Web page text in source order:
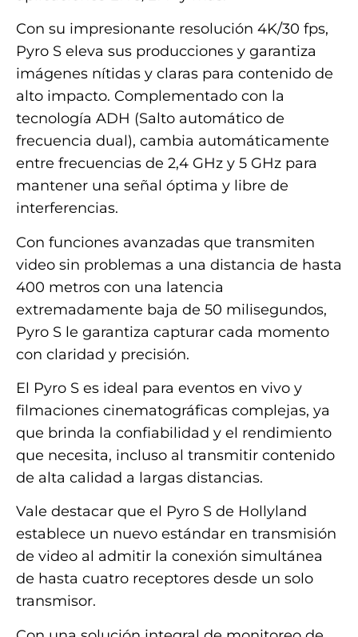
Con su impresionante resolución 4K/30 fps,
Pyro S eleva sus producciones y garantiza
imágenes nítidas y claras para contenido de
alto impacto. Complementado con la
tecnología ADH (Salto automático de
frecuencia dual), cambia automáticamente
entre frecuencias de 2,4 GHz y 5 GHz para
mantener una señal óptima y libre de
interferencias.
Con funciones avanzadas que transmiten
video sin problemas a una distancia de hasta
400 metros con una latencia
extremadamente baja de 50 milisegundos,
Pyro S le garantiza capturar cada momento
con claridad y precisión.
El Pyro S es ideal para eventos en vivo y
filmaciones cinematográficas complejas, ya
que brinda la confiabilidad y el rendimiento
que necesita, incluso al transmitir contenido
de alta calidad a largas distancias.
Vale destacar que el Pyro S de Hollyland
establece un nuevo estándar en transmisión
de video al admitir la conexión simultánea
de hasta cuatro receptores desde un solo
transmisor.